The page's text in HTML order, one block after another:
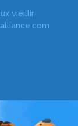
vieillir